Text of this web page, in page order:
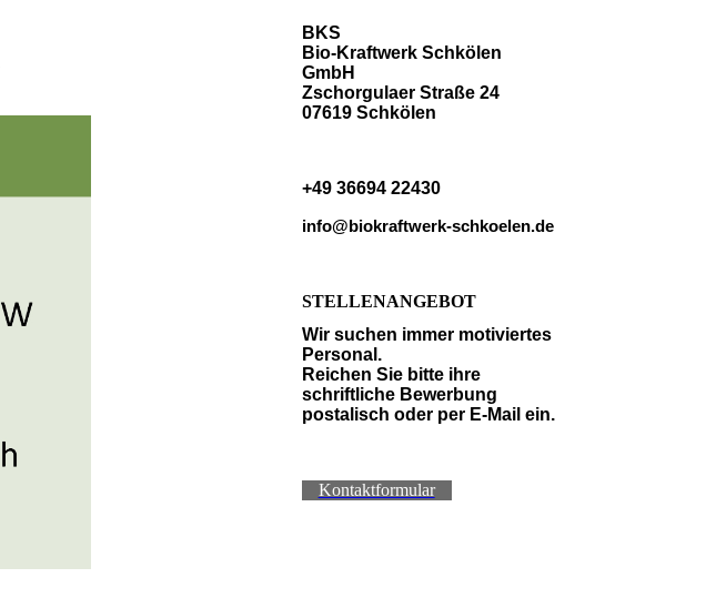
BKS
Bio-Kraftwerk Schkölen
GmbH
Zschorgulaer Straße 24
07619 Schkölen
+49 36694 22430
info@biokraftwerk-schkoelen.de
STELLENANGEBOT
Wir suchen immer motiviertes
Personal.
Reichen Sie bitte ihre
schriftliche Bewerbung
postalisch oder per E-Mail ein.
Kontaktformular